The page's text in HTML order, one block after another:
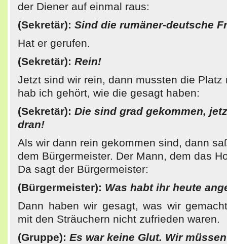
der Diener auf einmal raus:
(Sekretär): Sind die rumäner-deutsche
Hat er gerufen.
(Sekretär): Rein!
Jetzt sind wir rein, dann mussten die Platz
hab ich gehört, wie die gesagt haben:
(Sekretär): Die sind grad gekommen,
dran!
Als wir dann rein gekommen sind, dann
dem Bürgermeister. Der Mann, dem das
Da sagt der Bürgermeister:
(Bürgermeister): Was habt ihr heute
Dann haben wir gesagt, was wir
mit den Sträuchern nicht zufrieden waren.
(Gruppe): Es war keine Glut. Wir